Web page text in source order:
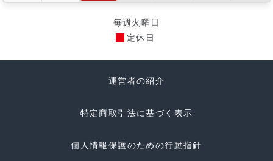
毎週火曜日
定休日
運営者の紹介
特定商取引法に基づく表示
個人情報保護のための行動指針